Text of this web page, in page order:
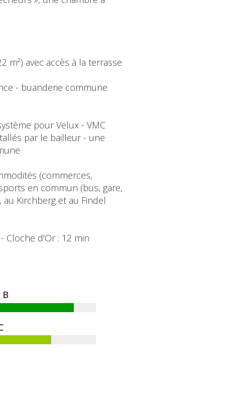
m²) avec accès à la terrasse
- buanderie commune
pour Velux - VMC
par le bailleur - une
(commerces,
en commun (bus, gare,
Kirchberg et au Findel
Cloche d'Or : 12 min
B